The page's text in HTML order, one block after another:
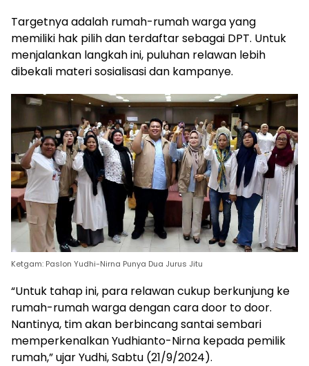
Targetnya adalah rumah-rumah warga yang
memiliki hak pilih dan terdaftar sebagai DPT. Untuk
menjalankan langkah ini, puluhan relawan lebih
dibekali materi sosialisasi dan kampanye.
Ketgam: Paslon Yudhi-Nirna Punya Dua Jurus Jitu
“Untuk tahap ini, para relawan cukup berkunjung ke
rumah-rumah warga dengan cara door to door.
Nantinya, tim akan berbincang santai sembari
memperkenalkan Yudhianto-Nirna kepada pemilik
rumah,” ujar Yudhi, Sabtu (21/9/2024).